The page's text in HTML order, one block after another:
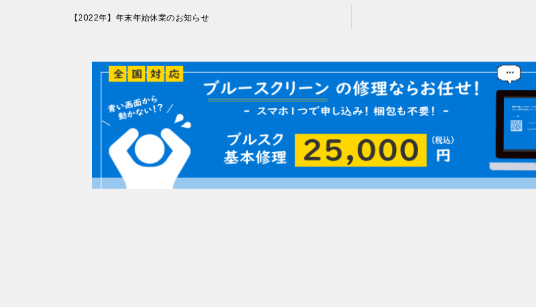
【2022年】年末年始休業のお知らせ